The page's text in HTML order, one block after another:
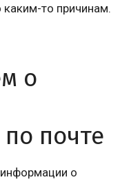
то причинам.
о
почте
о